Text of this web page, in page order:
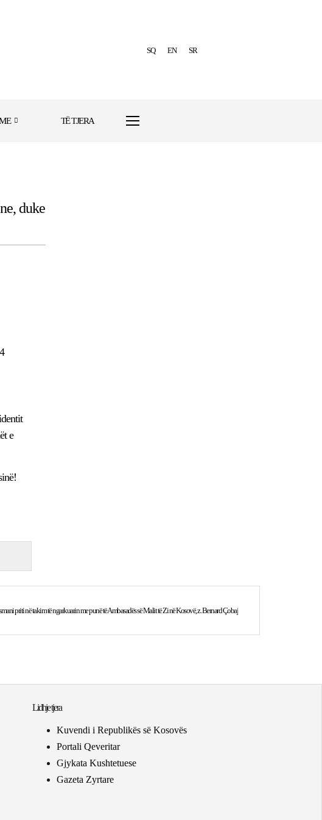
SQ EN SR
TË TJERA
duke
e
priti në takim të ngarkuarin me punë të Ambasadës së Malit të Zi në Kosovë, z. Bernard Çobaj
Lidhje tjera
Kuvendi i Republikës së Kosovës
Portali Qeveritar
Gjykata Kushtetuese
Gazeta Zyrtare